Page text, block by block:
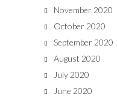
November 2020
October 2020
September 2020
August 2020
July 2020
June 2020